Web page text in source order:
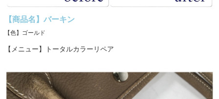
【商品名】バーキン
【色】ゴールド
【メニュー】トータルカラーリペア